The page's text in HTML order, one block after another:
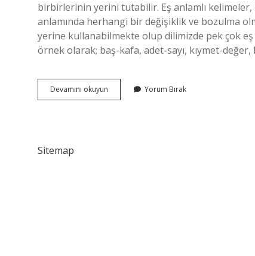
birbirlerinin yerini tutabilir. Eş anlamlı
anlamında herhangi bir değişiklik ve bozulma
yerine kullanabilmekte olup dilimizde pek çok eş
örnek olarak; baş-kafa, adet-sayı, kıymet-
Devamını okuyun
Anlamın
Yorum Bırak
Sitemap